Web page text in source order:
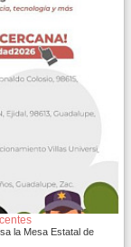
la Mesa Estatal de